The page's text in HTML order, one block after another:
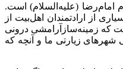
امام‌رضا (علیه‌السلام) است.
از ارادتمندان اهل‌بیت از
که زمینه‌سازآرامشی درونی
شهرهای زیارتی ما و آنچه که